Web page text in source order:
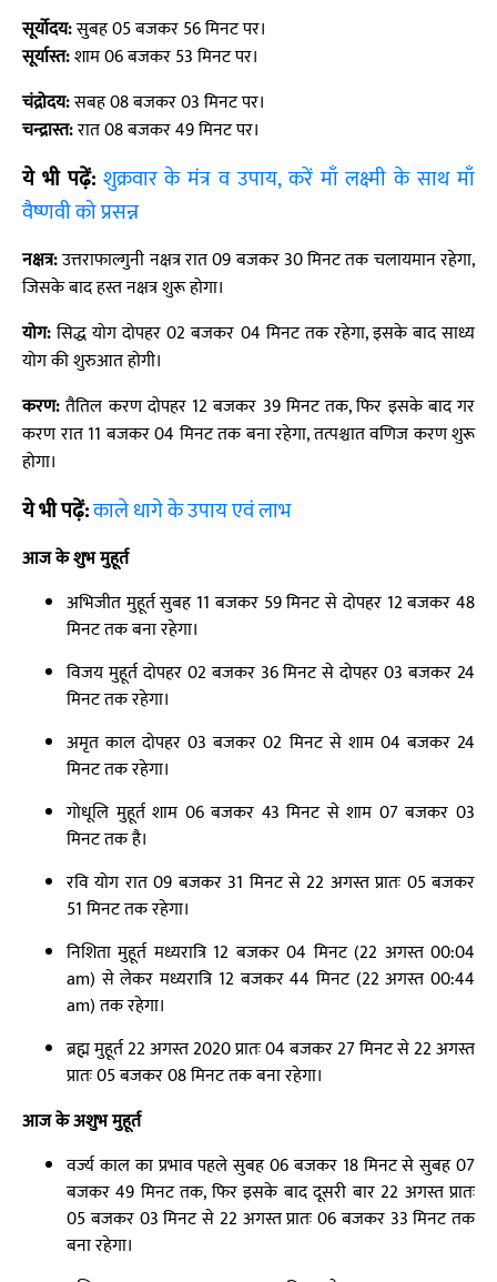
सूर्योदय:सुबह 05 बजकर 56 मिनट पर।
सूर्यास्त:शाम 06 बजकर 53 मिनट पर।
चंद्रोदय:सबह 08 बजकर 03 मिनट पर।
चन्द्रास्त:रात 08 बजकर 49 मिनट पर।
ये भी पढ़ें: शुक्रवार के मंत्र व उपाय, करें माँ लक्ष्मी के साथ माँ
वैष्णवी को प्रसन्न
नक्षत्र:उत्तराफाल्गुनी नक्षत्र रात 09 बजकर 30 मिनट तक चलायमान रहेगा,
जिसके बाद हस्त नक्षत्र शुरू होगा।
योग:सिद्ध योग दोपहर 02 बजकर 04 मिनट तक रहेगा, इसके बाद साध्य
योग की शुरुआत होगी।
करण:तैतिल करण दोपहर 12 बजकर 39 मिनट तक, फिर इसके बाद गर
करण रात 11 बजकर 04 मिनट तक बना रहेगा, तत्पश्चात वणिज करण शुरू
होगा।
ये भी पढ़ें:काले धागे के उपाय एवं लाभ
आज के शुभ मुहूर्त
अभिजीत मुहूर्त सुबह 11 बजकर 59 मिनट से दोपहर 12 बजकर 48
मिनट तक बना रहेगा।
विजय मुहूर्त दोपहर 02 बजकर 36 मिनट से दोपहर 03 बजकर 24
मिनट तक रहेगा।
अमृत काल दोपहर 03 बजकर 02 मिनट से शाम 04 बजकर 24
मिनट तक रहेगा।
गोधूलि मुहूर्त शाम 06 बजकर 43 मिनट से शाम 07 बजकर 03
मिनट तक है।
रवि योग रात 09 बजकर 31 मिनट से 22 अगस्त प्रातः 05 बजकर
51 मिनट तक रहेगा।
निशिता मुहूर्त मध्यरात्रि 12 बजकर 04 मिनट (22 अगस्त 00:04
am) से लेकर मध्यरात्रि 12 बजकर 44 मिनट (22 अगस्त 00:44
am) तक रहेगा।
ब्रह्म मुहूर्त 22 अगस्त 2020 प्रातः 04 बजकर 27 मिनट से 22 अगस्त
प्रातः 05 बजकर 08 मिनट तक बना रहेगा।
आज के अशुभ मुहूर्त
वर्ज्य काल का प्रभाव पहले सुबह 06 बजकर 18 मिनट से सुबह 07
बजकर 49 मिनट तक, फिर इसके बाद दूसरी बार 22 अगस्त प्रातः
05 बजकर 03 मिनट से 22 अगस्त प्रातः 06 बजकर 33 मिनट तक
बना रहेगा।